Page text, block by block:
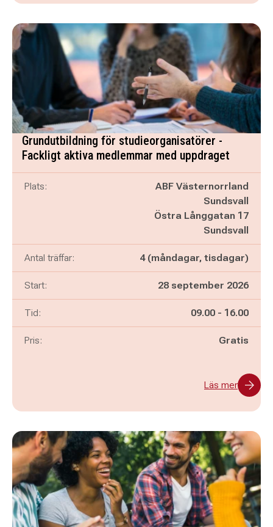
Grundutbildning för studieorganisatörer -
Fackligt aktiva medlemmar med uppdraget
Plats:
ABF Västernorrland
Sundsvall
Östra Långgatan 17
Sundsvall
Antal träffar: 4 (måndagar, tisdagar)
Start: 28 september 2026
Tid: Pågår mellan
09.00 - och
16.00
Pris: Gratis
Läs mer